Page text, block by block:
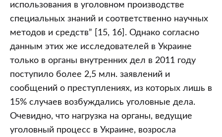
использования в уголовном производстве
специальных знаний и соответственно научных
методов и средств” [15, 16]. Однако согласно
данным этих же исследователей в Украине
только в органы внутренних дел в 2011 году
поступило более 2,5 млн. заявлений и
сообщений о преступлениях, из которых лишь в
15% случаев возбуждались уголовные дела.
Очевидно, что нагрузка на органы, ведущие
уголовный процесс в Украине, возросла